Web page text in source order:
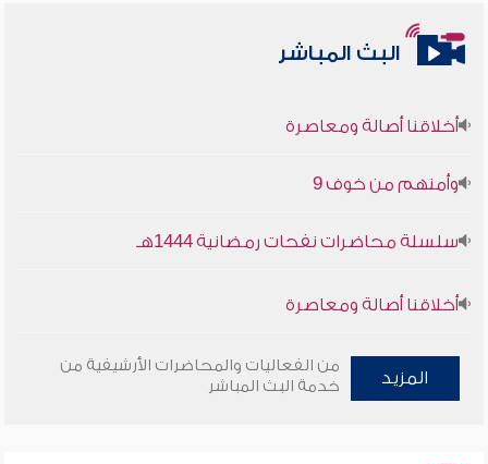
البث المباشر
أخلاقنا أصالة ومعاصرة
وأمنهم من خوف 9
أخلاقنا أصالة ومعاصرة
سلسلة محاضرات نفحات رمضانية 1444هـ
المزيد
من الفعاليات والمحاضرات الأرشيفية من
خدمة البث المباشر